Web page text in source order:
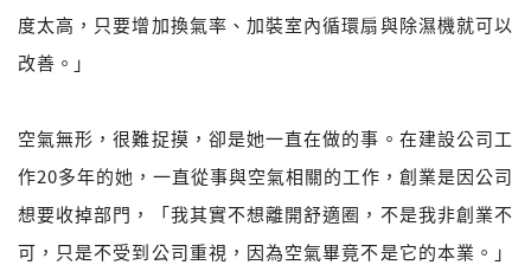
度太高，只要增加換氣率、加裝室內循環扇與除濕機就可以
改善。」
空氣無形，很難捉摸，卻是她一直在做的事。在建設公司工
作20多年的她，一直從事與空氣相關的工作，創業是因公司
想要收掉部門，「我其實不想離開舒適圈，不是我非創業不
可，只是不受到公司重視，因為空氣畢竟不是它的本業。」